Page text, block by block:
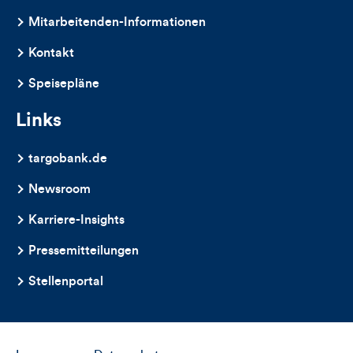
dieses
Artikels
Mitarbeitenden-Informationen
Kontakt
Speisepläne
Links
targobank.de
Newsroom
Karriere-Insights
Pressemitteilungen
Stellenportal